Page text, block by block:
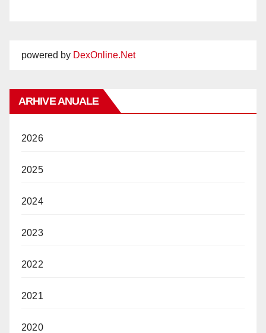
powered by DexOnline.Net
ARHIVE ANUALE
2026
2025
2024
2023
2022
2021
2020